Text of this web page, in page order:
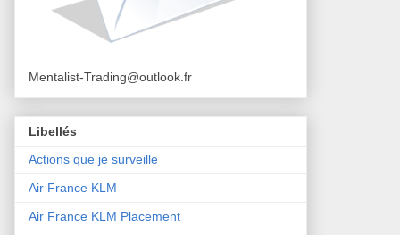
Mentalist-Trading@outlook.fr
Libellés
Actions que je surveille
Air France KLM
Air France KLM Placement